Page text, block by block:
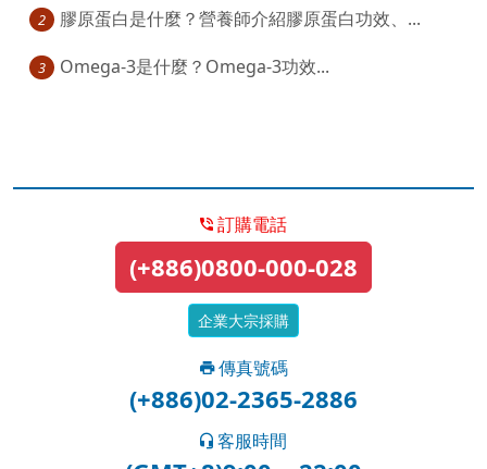
2 膠原蛋白是什麼？營養師介紹膠原蛋白功效、...
3 Omega-3是什麼？Omega-3功效...
訂購電話
(+886)0800-000-028
企業大宗採購
傳真號碼
(+886)02-2365-2886
客服時間